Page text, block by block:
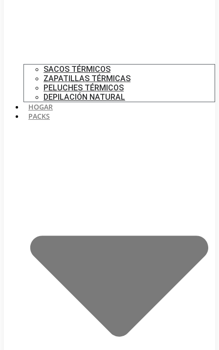
SACOS TÉRMICOS
ZAPATILLAS TÉRMICAS
PELUCHES TÉRMICOS
DEPILACIÓN NATURAL
HOGAR
PACKS